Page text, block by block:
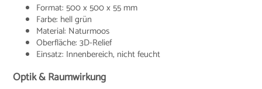
Format: 500 x 500 x 55 mm
Farbe: hell grün
Material: Naturmoos
Oberfläche: 3D-Relief
Einsatz: Innenbereich, nicht feucht
Optik & Raumwirkung